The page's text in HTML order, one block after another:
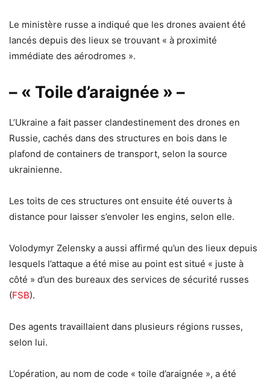
Le ministère russe a indiqué que les drones avaient été
lancés depuis des lieux se trouvant « à proximité
immédiate des aérodromes ».
– « Toile d’araignée » –
L’Ukraine a fait passer clandestinement des drones en
Russie, cachés dans des structures en bois dans le
plafond de containers de transport, selon la source
ukrainienne.
Les toits de ces structures ont ensuite été ouverts à
distance pour laisser s’envoler les engins, selon elle.
Volodymyr Zelensky a aussi affirmé qu’un des lieux depuis
lesquels l’attaque a été mise au point est situé « juste à
côté » d’un des bureaux des services de sécurité russes
(FSB).
Des agents travaillaient dans plusieurs régions russes,
selon lui.
L’opération, au nom de code « toile d’araignée », a été